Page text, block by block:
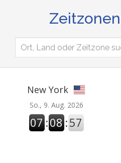
New York
So., 9. Aug. 2026
07 :08 :57